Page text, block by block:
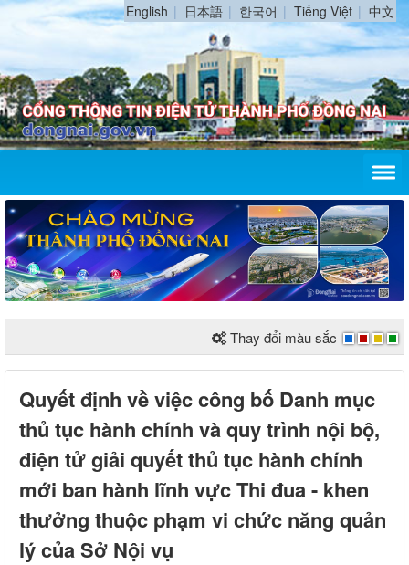
English 日本語 한국어 Tiếng Việt 中文
Thay đổi màu sắc
Quyết định về việc công bố Danh mục
thủ tục hành chính và quy trình nội bộ,
điện tử giải quyết thủ tục hành chính
mới ban hành lĩnh vực Thi đua - khen
thưởng thuộc phạm vi chức năng quản
lý của Sở Nội vụ